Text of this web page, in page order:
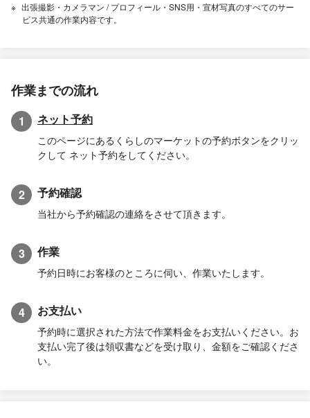
出張撮影・カメラマン / プロフィール・SNS用・宣材写真のすべてのサー
ビス共通の作業内容です。
作業までの流れ
1 ネット予約
このページにあるくらしのマーケットの予約ボタンをクリッ
クして ネット予約をしてください。
2 予約確認
当社から予約確認の連絡をさせて頂きます。
3 作業
予約日時にお客様のところに伺い、作業いたします。
4 お支払い
予約時に選択された方法で作業料金をお支払いください。お
支払い完了後は領収書などを受け取り、金額をご確認くださ
い。